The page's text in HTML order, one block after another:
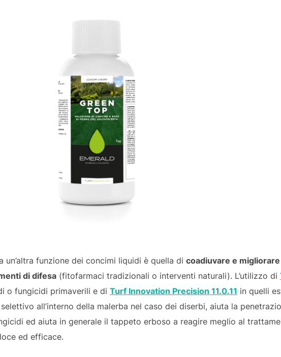
un’altra funzione dei concimi liquidi è quella di coadiuvare e
di difesa (fitofarmaci tradizionali o interventi naturali). L’utilizzo di
o fungicidi primaverili e di Turf Innovation Precision 11.0.11 in quelli
all’interno della malerba nel caso dei diserbi, aiuta la
ed aiuta in generale il tappeto erboso a reagire meglio al
ed efficace.